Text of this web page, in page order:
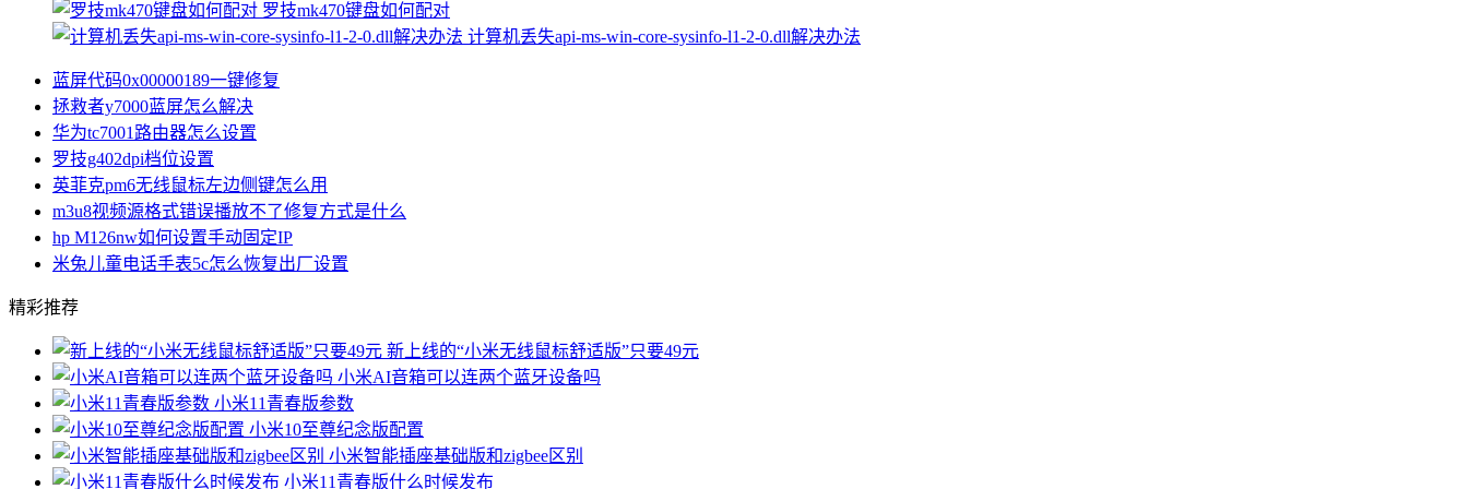
罗技mk470键盘如何配对
计算机丢失api-ms-win-core-sysinfo-l1-2-0.dll解决办法
蓝屏代码0x00000189一键修复
拯救者y7000蓝屏怎么解决
华为tc7001路由器怎么设置
罗技g402dpi档位设置
英菲克pm6无线鼠标左边侧键怎么用
m3u8视频源格式错误播放不了修复方式是什么
hp M126nw如何设置手动固定IP
米兔儿童电话手表5c怎么恢复出厂设置
精彩推荐
新上线的“小米无线鼠标舒适版”只要49元
小米AI音箱可以连两个蓝牙设备吗
小米11青春版参数
小米10至尊纪念版配置
小米智能插座基础版和zigbee区别
小米11青春版什么时候发布